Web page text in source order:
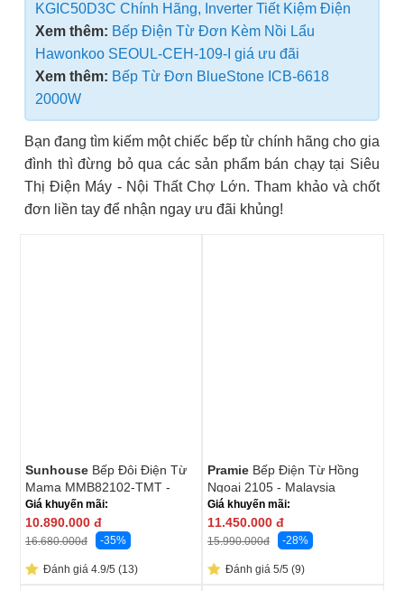
KGIC50D3C Chính Hãng, Inverter Tiết Kiệm Điện
Xem thêm: Bếp Điện Từ Đơn Kèm Nồi Lẩu
Hawonkoo SEOUL-CEH-109-I giá ưu đãi
Xem thêm: Bếp Từ Đơn BlueStone ICB-6618
2000W
Bạn đang tìm kiếm một chiếc bếp từ chính hãng cho gia
đình thì đừng bỏ qua các sản phẩm bán chạy tại Siêu
Thị Điện Máy - Nội Thất Chợ Lớn. Tham khảo và chốt
đơn liền tay để nhận ngay ưu đãi khủng!
Sunhouse Bếp Đôi Điện Từ
Mama MMB82102-TMT -
Xuất Xứ Thái Lan
Giá khuyến mãi:
10.890.000 đ
16.680.000đ -35%
Đánh giá 4.9/5 (13)
Pramie Bếp Điện Từ Hồng
Ngoại 2105 - Malaysia
Giá khuyến mãi:
11.450.000 đ
15.990.000đ -28%
Đánh giá 5/5 (9)